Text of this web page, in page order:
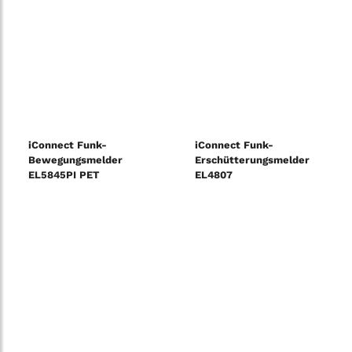
iConnect Funk-
Bewegungsmelder
EL5845PI PET
iConnect Funk-
Erschütterungsmelder
EL4807